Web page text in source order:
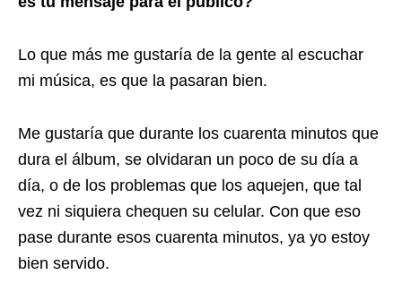
Lo que más me gustaría de la gente al escuchar
mi música, es que la pasaran bien.
Me gustaría que durante los cuarenta minutos que
dura el álbum, se olvidaran un poco de su día a
día, o de los problemas que los aquejen, que tal
vez ni siquiera chequen su celular. Con que eso
pase durante esos cuarenta minutos, ya yo estoy
bien servido.